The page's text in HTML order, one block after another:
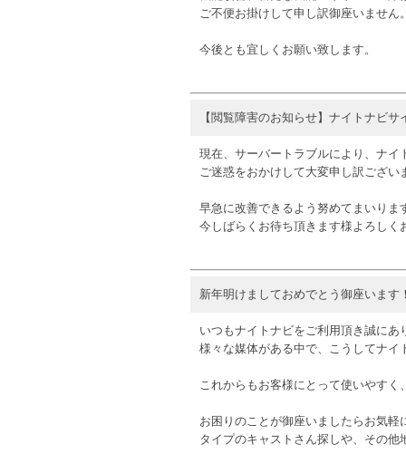
ご不便お掛けして申し訳御座いません
今後とも宜しくお願い致します。
【閲覧障害のお知らせ】ナイトナビ
現在、サーバートラブルにより、ナ
ご迷惑をおかけして大変申し訳ござい
早急に改善できるよう努めてまいりま
今しばらくお待ち頂きます様よろしく
新年明けましておめでとう御座います
いつもナイトナビをご利用頂き誠にあ
様々な媒体がある中で、こうしてナ
これからもお客様にとって使いやす
お困りのことが御座いましたらお気
タイプのキャストさん探しや、その